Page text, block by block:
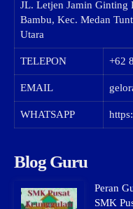
JL. Letjen Jamin Ginting
Bambu, Kec. Medan
Utara
TELEPON +62
EMAIL
WHATSAPP
Blog Guru
Peran
SMK